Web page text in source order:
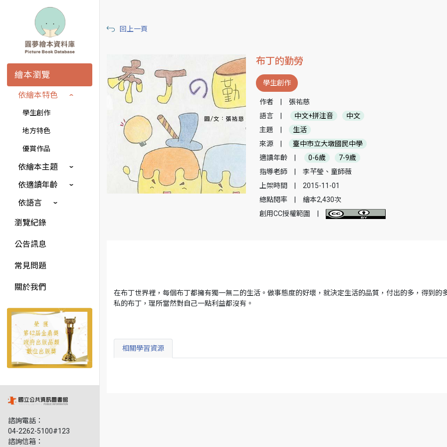
繪本瀏覽
依繪本特色
學生創作
地方特色
優賞作品
依繪本主題
依適讀年齡
依語言
瀏覽紀錄
公告訊息
常見問題
關於我們
諮詢電話：
04-2262-5100#123
諮詢信箱：
回上一頁
布丁的勤勞
學生創作
作者
張祐慈
語言
中文+拼注音
中文
主題
生活
來源
臺中市立大墩國民中學
適讀年齡
0-6歲
7-9歲
指導老師
李芊瑩、童師薇
上架時間
2015-11-01
總點閱率
繪本2,430次
創用CC授權範圍
在布丁世界裡，每個布丁都擁有獨一無二的生活。做事態度的好壞，就決定生活的品質，付出的多，得到
私的布丁，理所當然對自己一點利益都沒有。
相關學習資源